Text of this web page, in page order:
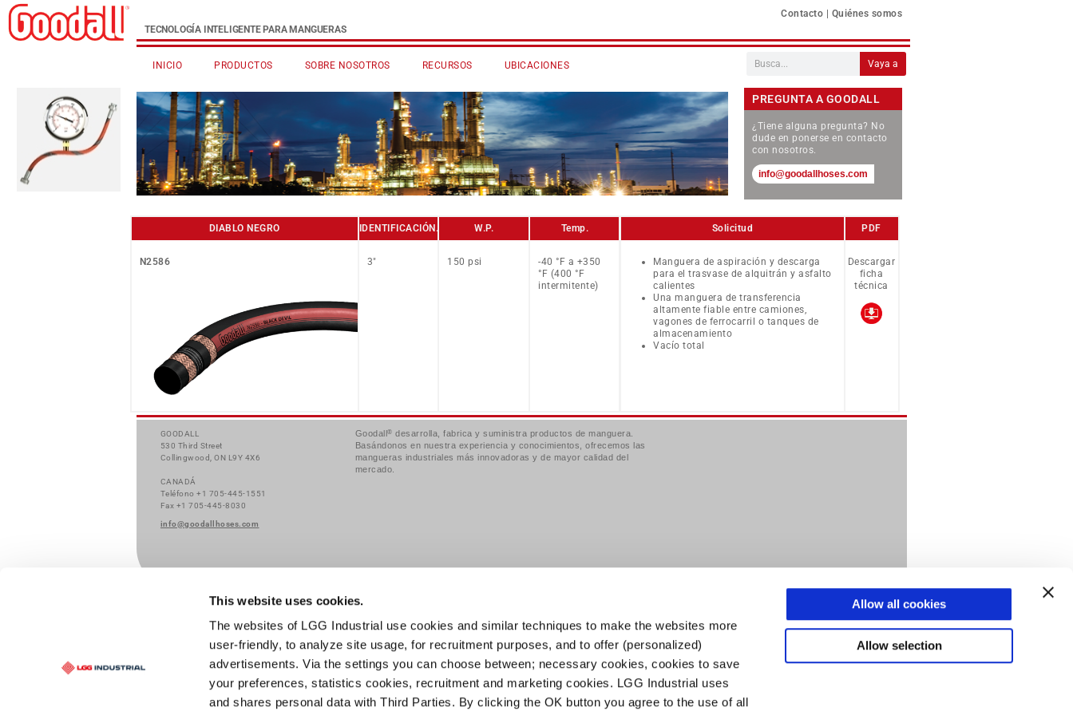
This website uses cookies.
The websites of LGG Industrial use cookies and similar techniques to make the websites more
user-friendly, to analyze site usage, for recruitment purposes, and to offer (personalized)
advertisements. Via the settings you can choose between; necessary cookies, cookies to save
your preferences, statistics cookies, recruitment and marketing cookies. LGG Industrial uses
and shares personal data with Third Parties. By clicking the OK button you agree to the use of all
Allow all cookies
Allow selection
TECNOLOGÍA INTELIGENTE PARA MANGUERAS
Contacto Quiénes somos
INICIO PRODUCTOS SOBRE NOSOTROS RECURSOS UBICACIONES Vaya a
PREGUNTA A GOODALL
¿Tiene alguna pregunta? No
dude en ponerse en contacto
con nosotros.
info@goodallhoses.com
DIABLO NEGRO
N2586
IDENTIFICACIÓN.
3″
W.P.
150 psi
Temp.
-40 °F a +350
°F (400 °F
intermitente)
Solicitud
Manguera de aspiración y descarga
para el trasvase de alquitrán y asfalto
calientes
Una manguera de transferencia
altamente fiable entre camiones,
vagones de ferrocarril o tanques de
almacenamiento
Vacío total
PDF
Descargar
ficha
técnica
GOODALL
530 Third Street
Collingwood, ON L9Y 4X6
CANADÁ
Teléfono +1 705-445-1551
Fax +1 705-445-8030
info@goodallhoses.com
Goodall® desarrolla, fabrica y suministra productos de manguera.
Basándonos en nuestra experiencia y conocimientos, ofrecemos las
mangueras industriales más innovadoras y de mayor calidad del
mercado.